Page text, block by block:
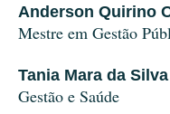
Anderson Quirino
Mestre em Gestão
Tania Mara da
Gestão e Saúde